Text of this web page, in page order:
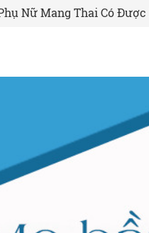
Nữ Mang Thai Có Được